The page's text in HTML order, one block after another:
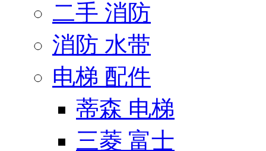
二手 消防
消防 水带
电梯 配件
蒂森 电梯
三菱 富士